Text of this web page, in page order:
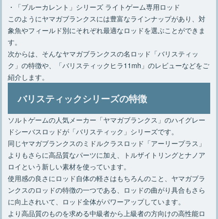
・「ブルーカレント」シリーズ ライトゲーム専用ロッド
このようにヤマガブランクスには豊富なラインナップがあり、対
象魚やフィールド別にそれぞれ最適なロッドを選ぶことができま
す。
次からは、そんなヤマガブランクスの名ロッド「バリスティッ
ク」の特徴や、「バリスティックヒラ11mh」のレビューなどをご
紹介します。
バリスティックシリーズの特徴
ソルトゲームの人気メーカー「ヤマガブランクス」のハイグレー
ドシーバスロッドが「バリスティック」シリーズです。
同じヤマガブランクスのミドルクラスロッド「アーリープラス」
よりもさらに高品質なパーツに加え、トルザイトリングとナノア
ロイという新しい素材を使っています。
使用感の良さにロッド自体の軽さはもちろんのこと、ヤマガブラ
ンクスのロッドの特徴の一つである、ロッドの曲がり具合もさら
に向上されいて、ロッド全体がパワーアップしています。
より高品質のものを求める中級者から上級者の方向けの高性能ロ